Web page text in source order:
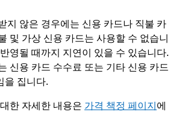
지 않은 경우에는 신용 카드나 직불 카
및 가상 신용 카드는 사용할 수 없습니
영될 때까지 지연이 있을 수 있습니다.
신용 카드 수수료 또는 기타 신용 카드
을 집니다.
한 자세한 내용은 가격 책정 페이지에